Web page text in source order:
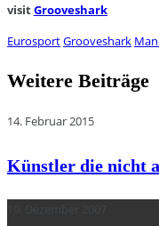
visitGrooveshark
EurosportGrooveshark
Weitere Beiträge
14. Februar 2015
Künstler die nicht